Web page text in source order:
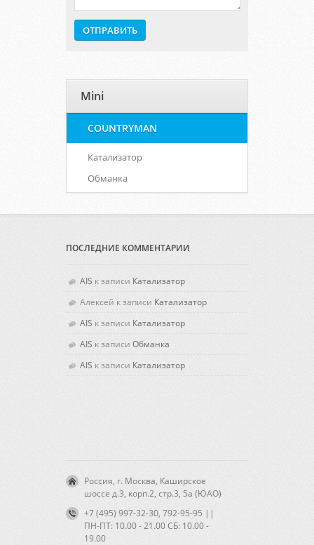
Mini
COUNTRYMAN
Катализатор
Обманка
ПОСЛЕДНИЕ КОММЕНТАРИИ
AIS к записи Катализатор
Алексей к записи Катализатор
AIS к записи Катализатор
AIS к записи Обманка
AIS к записи Катализатор
Россия, г. Москва, Каширское
шоссе д.3, корп.2, стр.3, 5а (ЮАО)
+7 (495) 997-32-30, 792-95-95 ||
ПН-ПТ: 10.00 - 21.00 CБ: 10.00 -
19.00